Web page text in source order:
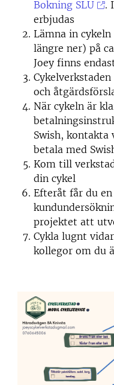
Bokning SLU
.
erbjudas
Lämna in
längre ner) på
Joey finns
och
När cykeln är
Swish, kontakta
betala med
Kom till
din cykel
Efteråt får du
projektet att
Cykla lugnt
kollegor om du